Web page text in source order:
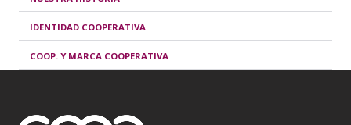
IDENTIDAD COOPERATIVA
COOP. Y MARCA COOPERATIVA